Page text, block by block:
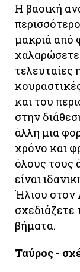
Η βασική
μακριά από
χαλαρώσετε
τελευταίες
και του
στην
άλλη μια
χρόνο και
όλους τους
είναι
Ήλιου στον
σχεδιάζετε
βήματα.
Ταύρος -